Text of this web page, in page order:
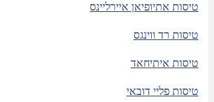
טיסות אתיופיאן איירליינס
טיסות רד ווינגס
טיסות איתיחאד
טיסות פליי דובאי